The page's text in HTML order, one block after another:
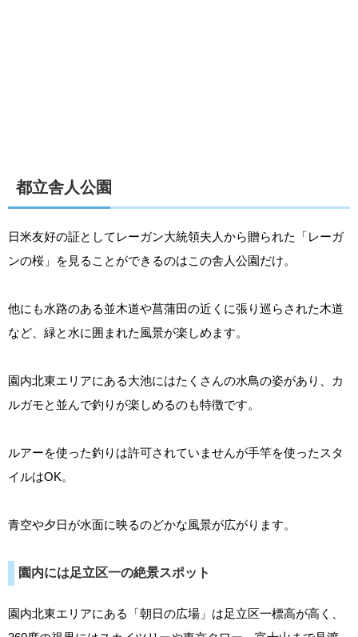
都立舎人公園
日米友好の証としてレーガン大統領夫人から贈られた「レーガ
ンの桜」を見ることができるのはこの舎人公園だけ。
他にも水路のある並木道や菖蒲田の近くに張り巡らされた木道
など、緑と水に囲まれた風景が楽しめます。
園内北東エリアにある大池にはたくさんの水鳥の姿があり、カ
ルガモと並んで釣りが楽しめるのも特徴です。
ルアーを使った釣りは許可されていませんが手竿を使ったスタ
イルはOK。
青空や夕日が水面に映るのどかな風景が広がります。
園内には足立区一の絶景スポット
園内北東エリアにある「朝日の広場」は足立区一標高が高く、